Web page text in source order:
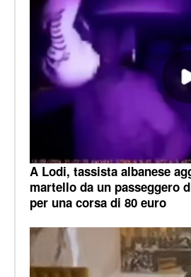
A Lodi, tassista albanese
martello da un passeggero
per una corsa di 80 euro